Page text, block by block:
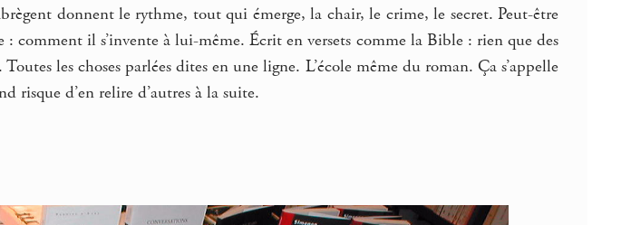
donnent le rythme, tout qui émerge, la chair, le crime, le secret. Peut-être
comment il s’invente à lui-même. Écrit en versets comme la Bible : rien que des
les choses parlées dites en une ligne. L’école même du roman. Ça s’appelle
risque d’en relire d’autres à la suite.